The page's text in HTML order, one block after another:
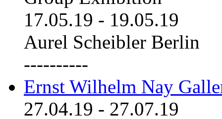
17.05.19 - 19.05.19
Aurel Scheibler Berlin
----------
Ernst Wilhelm Nay
27.04.19 - 27.07.19